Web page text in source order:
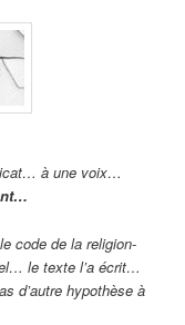
à une voix…
code de la religion-
le texte l’a écrit…
d’autre hypothèse à